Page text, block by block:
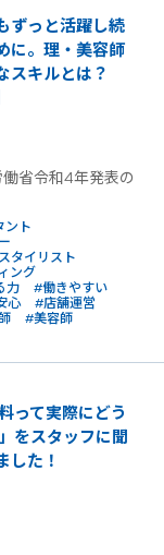
ずっと活躍し続
に。理・美容師
スキルとは？
省令和4年発表の
ント
タイリスト
ング
力
#働きやすい
心
#店舗運営
#美容師
って実際にどう
をスタッフに聞
した！